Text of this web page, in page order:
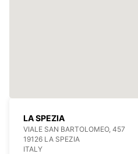
LA SPEZIA
VIALE SAN BARTOLOMEO, 457
19126 LA SPEZIA
ITALY